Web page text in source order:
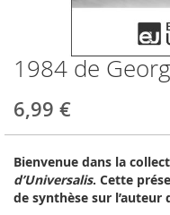
Skip
to
the
beginning
of
the
images
gallery
1984 de
6,99 €
Bienvenue dans la
d’Universalis. Cette
de synthèse sur l’auteur